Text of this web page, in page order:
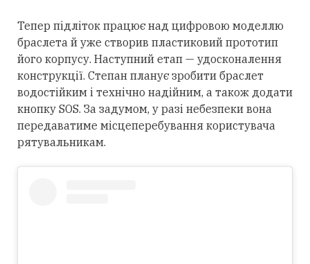
Тепер підліток працює над цифровою моделлю
браслета й уже створив пластиковий прототип
його корпусу. Наступний етап — удосконалення
конструкції. Степан планує зробити браслет
водостійким і технічно надійним, а також додати
кнопку SOS. За задумом, у разі небезпеки вона
передаватиме місцеперебування користувача
рятувальникам.